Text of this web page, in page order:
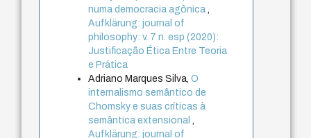
numa democracia agônica,
Aufklärung: journal of
philosophy: v. 7 n. esp (2020):
Justificação Ética Entre Teoria
e Prática
Adriano Marques Silva,O
internalismo semântico de
Chomsky e suas críticas à
semântica extensional,
Aufklärung: journal of